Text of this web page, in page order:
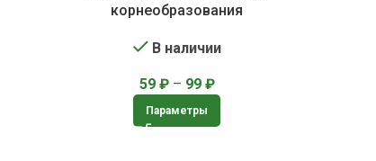
корнеобразования
В наличии
59 ₽ – 99 ₽
Параметры